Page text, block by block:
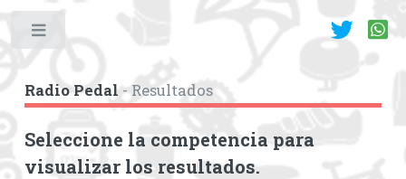
Radio Pedal - Resultados
Seleccione la competencia para
visualizar los resultados.